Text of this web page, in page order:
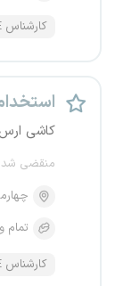
کارشناس HSE
استخدام ۲ عنوان
کاشی ارس
منقضی
تمام
کارشناس HSE